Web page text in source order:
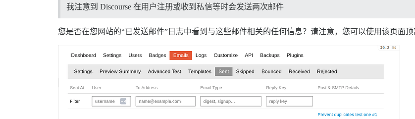
我注意到 Discourse 在用户注册或收到私信等时会发送两次邮件
您是否在您网站的“已发送邮件”日志中看到与这些邮件相关的任何信息？请注意，您可以使用该页面